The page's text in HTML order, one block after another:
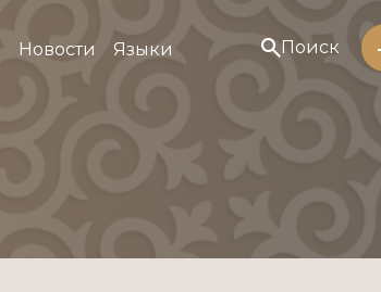
Новости Языки Поиск